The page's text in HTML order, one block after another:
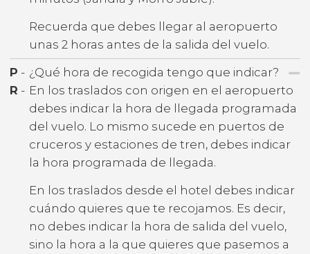
Recuerda que debes llegar al aeropuerto
unas 2 horas antes de la salida del vuelo.
P - ¿Qué hora de recogida tengo que indicar?
R - En los traslados con origen en el aeropuerto
debes indicar la hora de llegada programada
del vuelo. Lo mismo sucede en puertos de
cruceros y estaciones de tren, debes indicar
la hora programada de llegada.
En los traslados desde el hotel debes indicar
cuándo quieres que te recojamos. Es decir,
no debes indicar la hora de salida del vuelo,
sino la hora a la que quieres que pasemos a